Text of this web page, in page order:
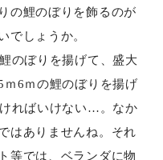
の鯉のぼりを飾るのが
でしょうか。
のぼりを揚げて、盛大
6ｍの鯉のぼりを揚げ
ればいけない…。なか
はありませんね。それ
等では、ベランダに物